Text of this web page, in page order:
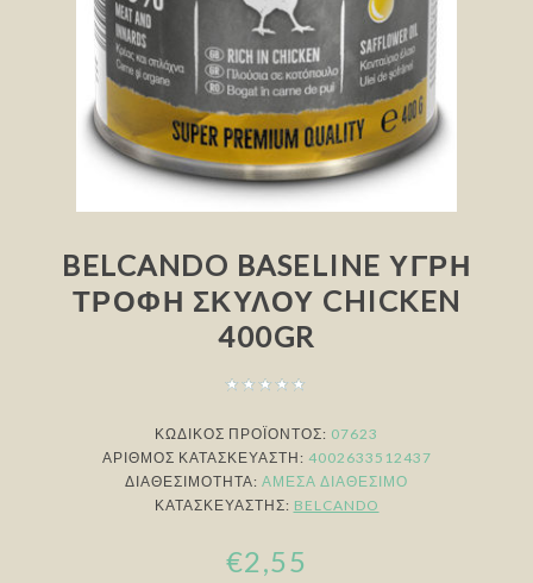
BELCANDO BASELINE ΥΓΡΉ
ΤΡΟΦΉ ΣΚΎΛΟΥ CHICKEN
400GR
ΚΩΔΙΚΟΣ ΠΡΟΪΟΝΤΟΣ: 07623
ΑΡΙΘΜΌΣ ΚΑΤΑΣΚΕΥΑΣΤΉ: 4002633512437
ΔΙΑΘΕΣΙΜΌΤΗΤΑ: ΆΜΕΣΑ ΔΙΑΘΈΣΙΜΟ
ΚΑΤΑΣΚΕΥΑΣΤΉΣ: BELCANDO
€2,55